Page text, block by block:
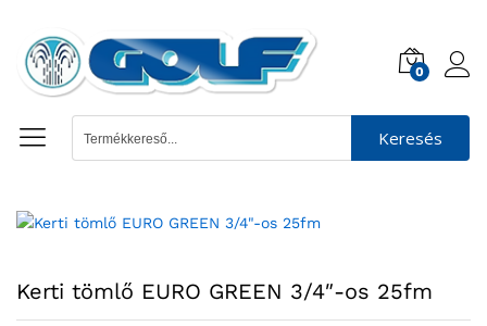
0
Keresés
Kerti tömlő EURO GREEN 3/4″-os 25fm